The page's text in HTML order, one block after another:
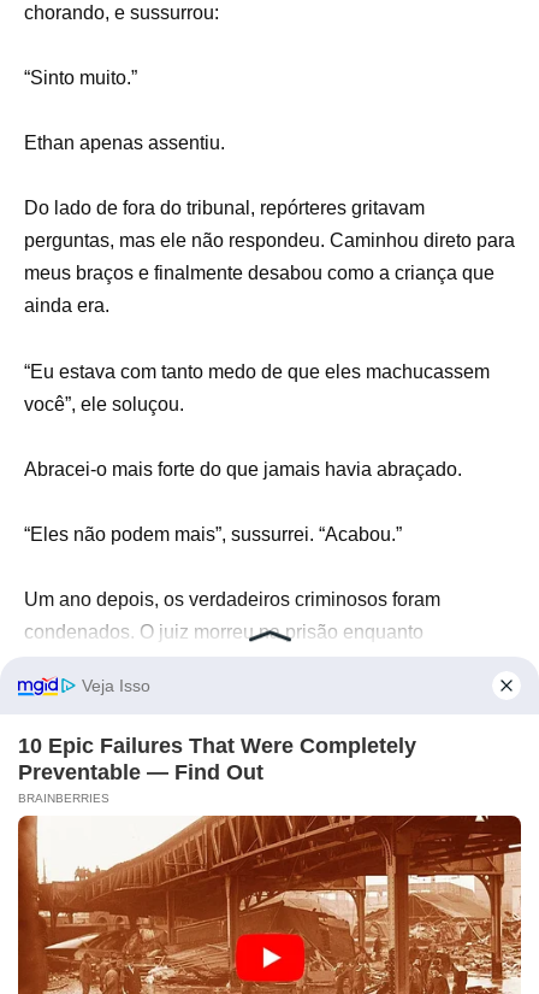
chorando, e sussurrou:
“Sinto muito.”
Ethan apenas assentiu.
Do lado de fora do tribunal, repórteres gritavam
perguntas, mas ele não respondeu. Caminhou direto para
meus braços e finalmente desabou como a criança que
ainda era.
“Eu estava com tanto medo de que eles machucassem
você”, ele soluçou.
Abracei-o mais forte do que jamais havia abraçado.
“Eles não podem mais”, sussurrei. “Acabou.”
Um ano depois, os verdadeiros criminosos foram
condenados. O juiz morreu na prisão enquanto
policiais que haviam mentido sob juramento nunca mais
Ethan nunca voltou a ser o mesmo menino
despreocupado que tinha sido antes.
Mas ele viveu.
Voltou para a escola. Começou a sorrir novamente.